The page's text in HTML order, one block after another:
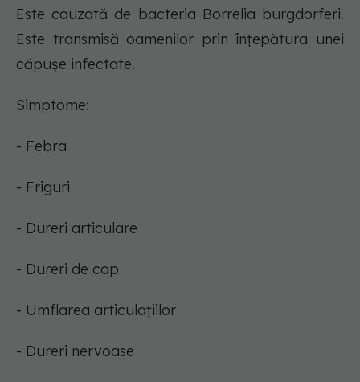
Este cauzată de bacteria Borrelia burgdorferi.
Este transmisă oamenilor prin înțepătura unei
căpușe infectate.
Simptome:
- Febra
- Friguri
- Dureri articulare
- Dureri de cap
- Umflarea articulațiilor
- Dureri nervoase